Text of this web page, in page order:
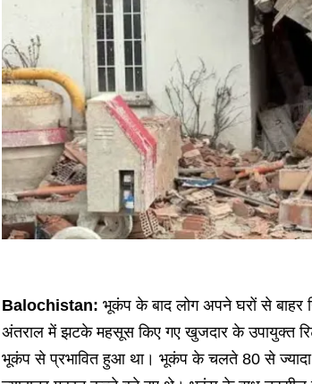
Balochistan: भूकंप के बाद लोग अपने घरों से
अंतराल में झटके महसूस किए गए खुजदार के उपायुक्त
भूकंप से प्रभावित हुआ था। भूकंप के चलते 80 से ज्यादा